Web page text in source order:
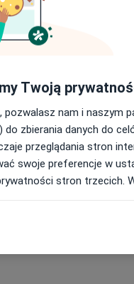
w
Pasjonują mnie
Nieustannie
granicą. Moja praca
z ortodontą.
towarzyszy mi na
Twoją
pozwalasz nam i naszym
do zbierania danych do
przeglądania stron
swoje preferencje w
stron trzecich.